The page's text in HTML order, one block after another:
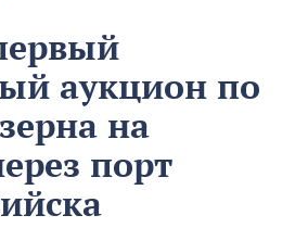
аукцион по
на
порт